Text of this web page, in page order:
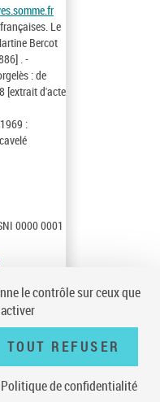
Le
Bercot
. -
: de
[extrait d'acte
:
0000 0001
12/04
| Plan du site |
Écrire à la
le contrôle sur ceux que
TOUT REFUSER
Politique de confidentialité